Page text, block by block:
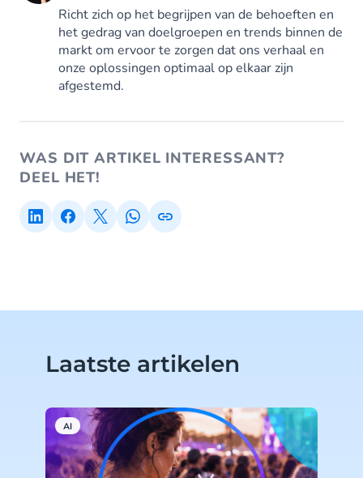
Richt zich op het begrijpen van de behoeften en
het gedrag van doelgroepen en trends binnen de
markt om ervoor te zorgen dat ons verhaal en
onze oplossingen optimaal op elkaar zijn
afgestemd.
WAS DIT ARTIKEL INTERESSANT?
DEEL HET!
Laatste artikelen
AI